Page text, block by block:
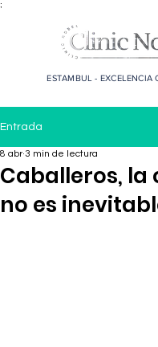
;
ESTAMBUL - EXCELENCIA
Entrada
Caballeros, la
no es
8 abr 3 min de lectura